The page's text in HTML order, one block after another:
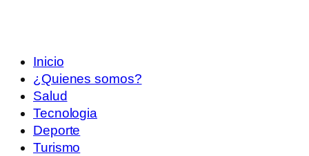
Inicio
¿Quienes somos?
Salud
Tecnologia
Deporte
Turismo